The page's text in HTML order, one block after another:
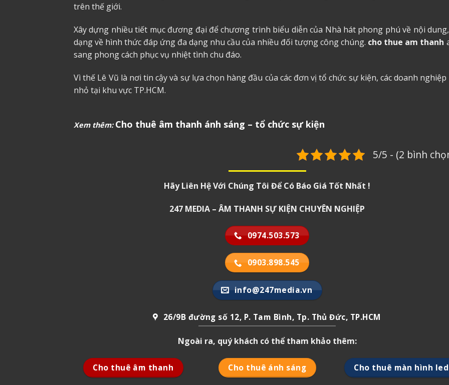
trên thế giới.
Xây dựng nhiều tiết mục đương đại để chương trình biểu diễn của Nhà hát phong phú về nội
dạng về hình thức đáp ứng đa dạng nhu cầu của nhiều đối tượng công chúng. cho thue am thanh
sang phong cách phục vụ nhiệt tình chu đáo.
Vì thế Lê Vũ là nơi tin cậy và sự lựa chọn hàng đầu của các đơn vị tổ chức sự kiện, các doanh nghiệp
nhỏ tại khu vực TP.HCM.
Xem thêm: Cho thuê âm thanh ánh sáng – tổ chức sự kiện
5/5 - (2 bình
Hãy Liên Hệ Với Chúng Tôi Để Có Báo Giá Tốt Nhất !
247 MEDIA – ÂM THANH SỰ KIỆN CHUYÊN NGHIỆP
0974.503.573
0903.898.545
info@247media.vn
26/9B đường số 12, P. Tam Bình, Tp. Thủ Đức, TP.HCM
Ngoài ra, quý khách có thể tham khảo thêm:
Cho thuê âm thanh Cho thuê ánh sáng Cho thuê màn hình led